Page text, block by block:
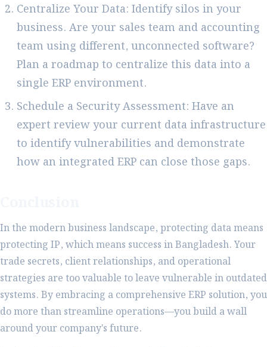
Centralize Your Data: Identify silos in your
business. Are your sales team and accounting
team using different, unconnected software?
Plan a roadmap to centralize this data into a
single ERP environment.
Schedule a Security Assessment: Have an
expert review your current data infrastructure
to identify vulnerabilities and demonstrate
how an integrated ERP can close those gaps.
In the modern business landscape, protecting data means
protecting IP, which means success in Bangladesh. Your
trade secrets, client relationships, and operational
strategies are too valuable to leave vulnerable in outdated
systems. By embracing a comprehensive ERP solution, you
do more than streamline operations—you build a wall
around your company's future.